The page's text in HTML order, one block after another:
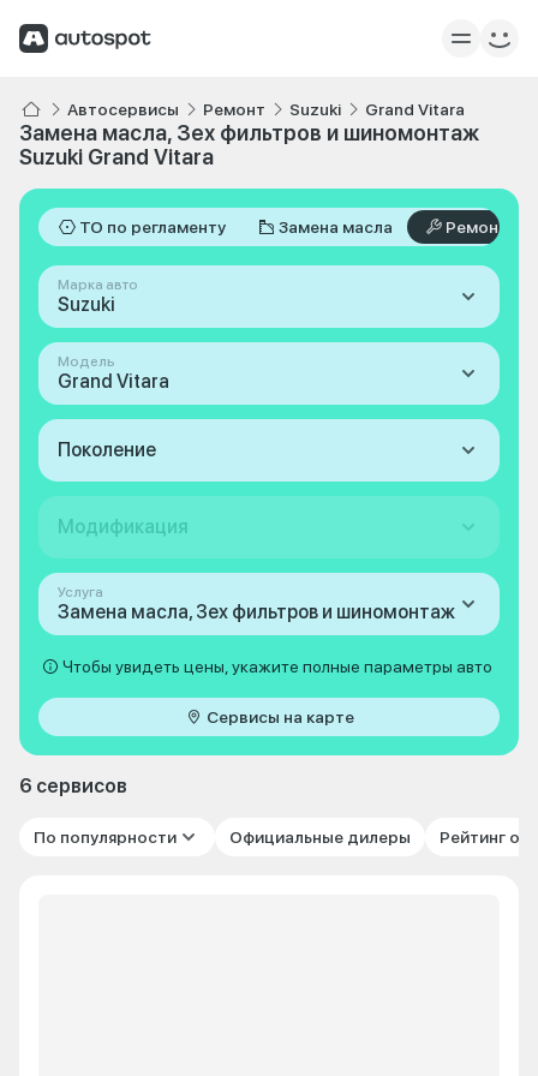
Автосервисы Ремонт Suzuki Grand Vitara
Замена масла, 3ех фильтров и шиномонтаж
Suzuki Grand Vitara
ТО по регламенту Замена масла Ремонт
Марка авто
Suzuki
Модель
Grand Vitara
Поколение
Модификация
Услуга
Замена масла, 3ех фильтров и шиномонтаж
Чтобы увидеть цены, укажите полные параметры авто
Сервисы на карте
6 сервисов
По популярности Официальные дилеры Рейтинг